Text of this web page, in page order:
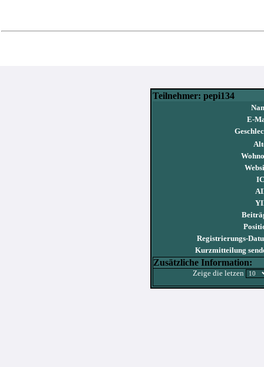
Teilnehmer: pepi134
E-
Registrierungs-
Kurzmitteilung
Zusätzliche Information:
Zeige die letzen